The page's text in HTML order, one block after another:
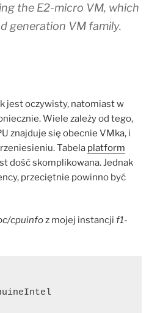
the E2-micro VM, which
generation VM family.
jest oczywisty, natomiast w
Wiele zależy od tego,
znajduje się obecnie VMka, i
Tabela platform
dość skomplikowana. Jednak
przeciętnie powinno być
cpuinfoz mojej instancji f1-